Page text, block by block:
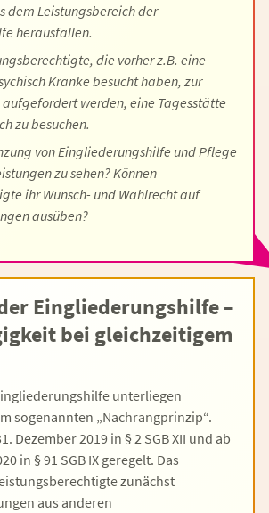
dem Leistungsbereich der
herausfallen.
die vorher z.B. eine
Kranke besucht haben, zur
aufgefordert werden, eine Tagesstätte
zu besuchen.
von Eingliederungshilfe und Pflege
zu sehen? Können
ihr Wunsch- und Wahlrecht auf
ausüben?
Eingliederungshilfe –
bei gleichzeitigem
unterliegen
sogenannten „Nachrangprinzip“.
Dezember 2019 in § 2 SGB XII und ab
in § 91 SGB IX geregelt. Das
zunächst
aus anderen